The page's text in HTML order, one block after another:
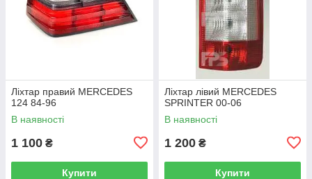
Ліхтар правий MERCEDES
124 84-96
В наявності
1 100 ₴
Купити
Ліхтар лівий MERCEDES
SPRINTER 00-06
В наявності
1 200 ₴
Купити